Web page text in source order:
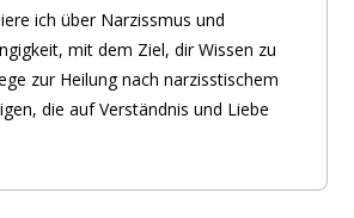
ich über Narzissmus und
mit dem Ziel, dir Wissen zu
zur Heilung nach narzisstischem
die auf Verständnis und Liebe